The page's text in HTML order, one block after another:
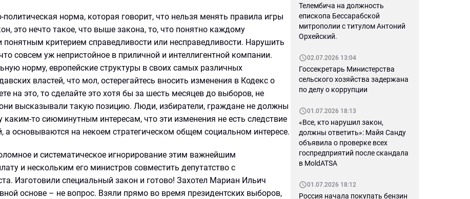
норма, которая говорит, что нельзя менять правила игры
это нечто такое, что выше закона, то, что понятно каждому
понятным критерием справедливости или несправедливости. Нарушить
совсем уж непристойное в приличной и интеллигентной компании.
норму, европейские структуры в своих самых различных
властей, что мол, остерегайтесь вносить изменения в Кодекс о
на это, то сделайте это хотя бы за шесть месяцев до выборов, не
высказывали такую позицию. Люди, избиратели, граждане не должны
каким-то сиюминутным интересам, что эти изменения не есть следствие
а основываются на некоем стратегическом общем социальном интересе.
и систематическое игнорирование этим важнейшим
и нескольким его министров совместить депутатство с
Изготовили специальный закон и готово! Захотел Мариан Ильич
основе – не вопрос. Взяли прямо во время президентских выборов,
Телембича на должность
епископа Бессарабской
митрополии с титулом Антоний
Орхейский.
02.07.2026 13:04
Госсекретарь Министерства
сельского хозяйства задержана
по делу о коррупции
01.07.2026 18:13
«Все, кто нарушил закон,
должны ответить»: Майя Санду
объявила о проверке всех
госпредприятий после скандала
в MoldATSA
01.07.2026 18:12
Россия начала покупать бензин